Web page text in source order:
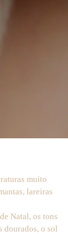
muito
lareiras
Natal, os tons
dourados, o sol